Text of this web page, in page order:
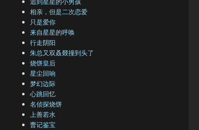
相亲，但是二次恋爱
只是爱你
来自星星的呼唤
行走阴阳
朱总又双叒叕撞到头了
烧饼皇后
星尘回响
梦幻边际
心跳回忆
名侦探烧饼
上善若水
曹记鉴宝